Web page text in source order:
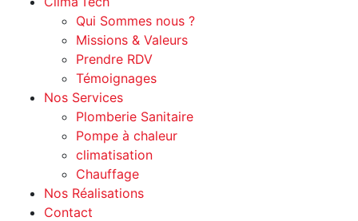
Qui Sommes nous ?
Missions & Valeurs
Prendre RDV
Témoignages
Nos Services
Plomberie Sanitaire
Pompe à chaleur
climatisation
Chauffage
Nos Réalisations
Contact